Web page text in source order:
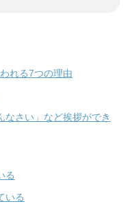
れる7つの理由
なさい」など挨拶ができ
る
いる